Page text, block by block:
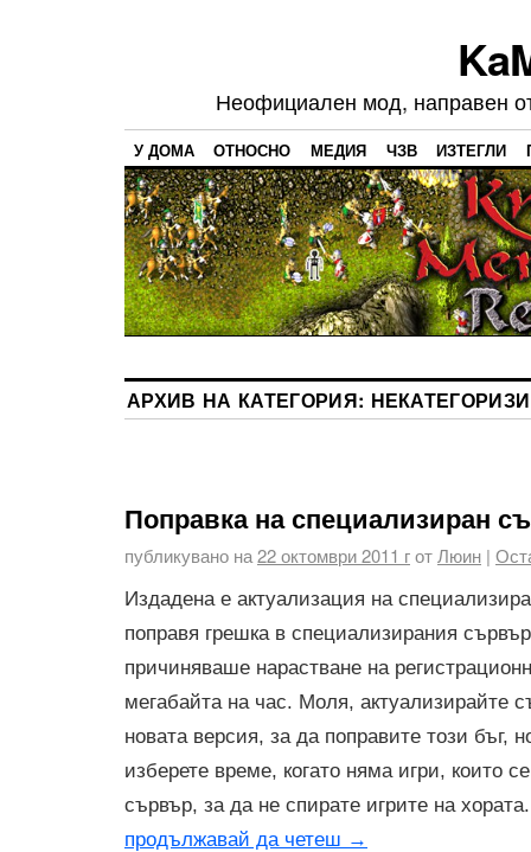
Неофициален мод, направен
У ДОМА ОТНОСНО МЕДИЯ ЧЗВ ИЗТЕГЛИ
АРХИВ НА КАТЕГОРИЯ:
Поправка на специализиран
публикувано на22 октомври 2011 гот Люин |
Издадена е актуализация на
поправя грешка в специализирания
причиняваше нарастване на
мегабайта на час. Моля, актуализирайте
новата версия, за да поправите този бъг,
изберете време, когато няма игри, които
сървър, за да не спирате игрите на хората.
продължавай да четеш →